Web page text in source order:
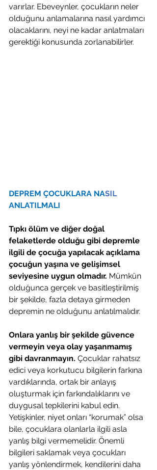
varırlar. Ebeveynler, çocukların neler
olduğunu anlamalarına nasıl yardımcı
olacaklarını, neyi ne kadar anlatmaları
gerektiği konusunda zorlanabilirler.
DEPREM ÇOCUKLARA NASIL
ANLATILMALI
Tıpkı ölüm ve diğer doğal
felaketlerde olduğu gibi depremle
ilgili de çocuğa yapılacak açıklama
çocuğun yaşına ve gelişimsel
seviyesine uygun olmadır. Mümkün
olduğunca gerçek ve basitleştirilmiş
bir şekilde, fazla detaya girmeden
depremin ne olduğunu anlatılmalıdır.
Onlara yanlış bir şekilde güvence
vermeyin veya olay yaşanmamış
gibi davranmayın. Çocuklar rahatsız
edici veya korkutucu bilgilerin farkına
vardıklarında, ortak bir anlayış
oluşturmak için farkındalıklarını ve
duygusal tepkilerini kabul edin.
Yetişkinler, niyet onları “korumak” olsa
bile, çocuklara olanlarla ilgili asla
yanlış bilgi vermemelidir. Önemli
bilgileri saklamak veya çocukları
yanlış yönlendirmek, kendilerini daha